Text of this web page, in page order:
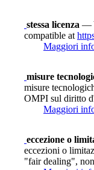
stessa licenza —
compatible at
Maggiori
misure
misure
OMPI sul diritto
Maggiori
eccezione o
eccezioni o
"fair dealing",